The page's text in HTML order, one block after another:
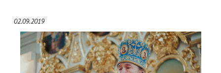
02.09.2019